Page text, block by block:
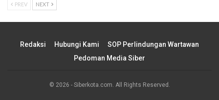
PREV NEXT
Redaksi Hubungi Kami
SOP Perlindungan Wartawan
Pedoman Media Siber
© 2026 - Siberkota.com. All Rights Reserved.